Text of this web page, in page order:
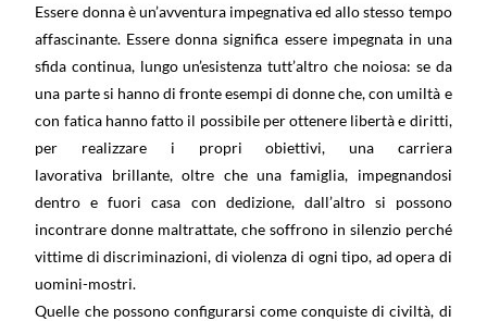
Essere donna è un’avventura impegnativa ed allo stesso tempo
affascinante. Essere donna significa essere impegnata in una
sfida continua, lungo un’esistenza tutt’altro che noiosa: se da
una parte si hanno di fronte esempi di donne che, con umiltà e
con fatica hanno fatto il possibile per ottenere libertà e diritti,
per realizzare i propri obiettivi, una carriera
lavorativa brillante, oltre che una famiglia, impegnandosi
dentro e fuori casa con dedizione, dall’altro si possono
incontrare donne maltrattate, che soffrono in silenzio perché
vittime di discriminazioni, di violenza di ogni tipo, ad opera di
uomini-mostri.
Quelle che possono configurarsi come conquiste di civiltà, di